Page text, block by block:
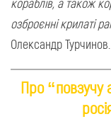
озброєнні крилаті
Олександр Турчинов.
Про “повзучу